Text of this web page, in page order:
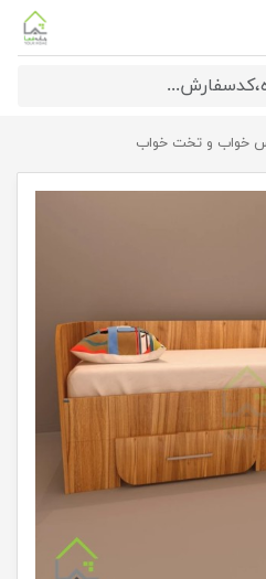
خواب و تخت خواب